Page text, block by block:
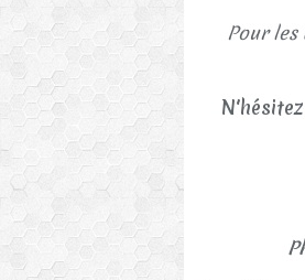
Pour les